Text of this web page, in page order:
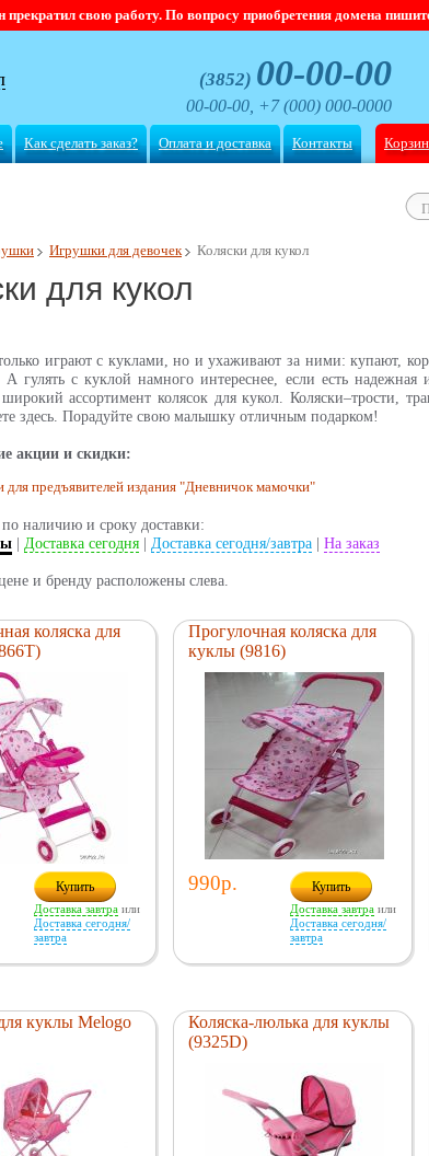
свою работу. По вопросу приобретения домена
(3852) 00-00-00
00-00-00, +7 (000) 000-0000
Как сделать заказ? Оплата и доставка Контакты
Игрушки для девочек Коляски для кукол
для кукол
играют с куклами, но и ухаживают за ними: купают,
А гулять с куклой намного интереснее, если есть надежная
широкий ассортимент колясок для кукол. Коляски–трости,
здесь. Порадуйте свою малышку отличным подарком!
акции и скидки:
для предъявителей издания "Дневничок мамочки"
по наличию и сроку доставки:
Доставка сегодня Доставка сегодня/завтра На заказ
и бренду расположены слева.
коляска для
Купить
Доставка завтра или
Доставка сегодня/
завтра
Прогулочная коляска для
куклы (9816)
990р. Купить
Доставка завтра или
Доставка сегодня/
завтра
куклы Melogo
Коляска-люлька для куклы
(9325D)